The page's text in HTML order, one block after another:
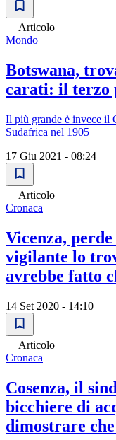
Articolo
Mondo
Botswana,
carati: il terzo
Il più grande è invece il
Sudafrica nel 1905
17 Giu 2021 - 08:24
Articolo
Cronaca
Vicenza,
vigilante lo
avrebbe fatto
14 Set 2020 - 14:10
Articolo
Cronaca
Cosenza, il
bicchiere di
dimostrare